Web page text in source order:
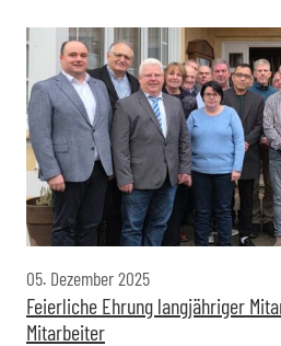
05. Dezember 2025
Feierliche Ehrung langjähriger
Mitarbeiter